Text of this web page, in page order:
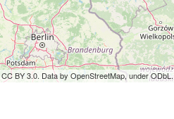
BY 3.0. Data by OpenStreetMap, under ODbL.